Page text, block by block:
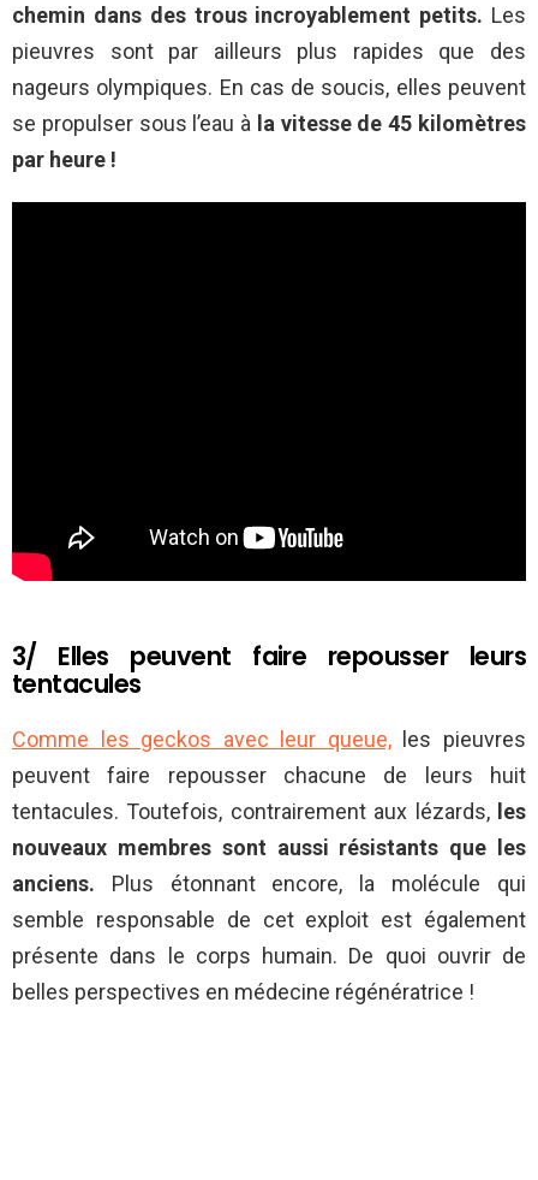
chemin dans des trous incroyablement petits. Les
pieuvres sont par ailleurs plus rapides que des
nageurs olympiques. En cas de soucis, elles peuvent
se propulser sous l’eau à la vitesse de 45 kilomètres
par heure !
3/ Elles peuvent faire repousser leurs
tentacules
Comme les geckos avec leur queue,les pieuvres
peuvent faire repousser chacune de leurs huit
tentacules. Toutefois, contrairement aux lézards, les
nouveaux membres sont aussi résistants que les
anciens. Plus étonnant encore, la molécule qui
semble responsable de cet exploit est également
présente dans le corps humain. De quoi ouvrir de
belles perspectives en médecine régénératrice !